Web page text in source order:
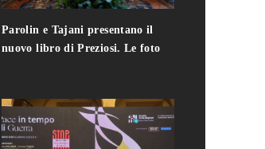
Parolin e Tajani presentano il
nuovo libro di Preziosi. Le foto